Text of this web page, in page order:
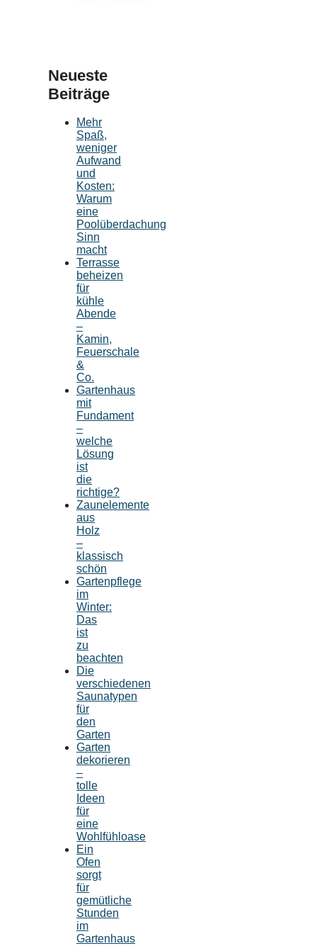
Neueste
Beiträge
Mehr
Spaß,
weniger
Aufwand
und
Kosten:
Warum
eine
Poolüberdachung
Sinn
macht
Terrasse
beheizen
für
kühle
Abende
–
Kamin,
Feuerschale
&
Co.
Gartenhaus
mit
Fundament
–
welche
Lösung
ist
die
richtige?
Zaunelemente
aus
Holz
–
klassisch
schön
Gartenpflege
im
Winter:
Das
ist
zu
beachten
Die
verschiedenen
Saunatypen
für
den
Garten
Garten
dekorieren
–
tolle
Ideen
für
eine
Wohlfühloase
Ein
Ofen
sorgt
für
gemütliche
Stunden
im
Gartenhaus